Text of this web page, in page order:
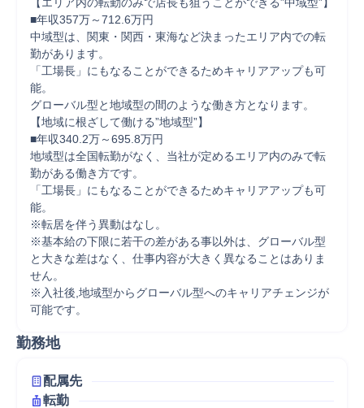
■年収357万～712.6万円
中域型は、関東・関西・東海など決まったエリア内での転
勤があります。
「工場長」にもなることができるためキャリアアップも可
能。
グローバル型と地域型の間のような働き方となります。
【地域に根ざして働ける”地域型”】
■年収340.2万～695.8万円
地域型は全国転勤がなく、当社が定めるエリア内のみで転
勤がある働き方です。
「工場長」にもなることができるためキャリアアップも可
能。
※転居を伴う異動はなし。
※基本給の下限に若干の差がある事以外は、グローバル型
と大きな差はなく、仕事内容が大きく異なることはありま
せん。
※入社後,地域型からグローバル型へのキャリアチェンジが
可能です。
勤務地
配属先
転勤